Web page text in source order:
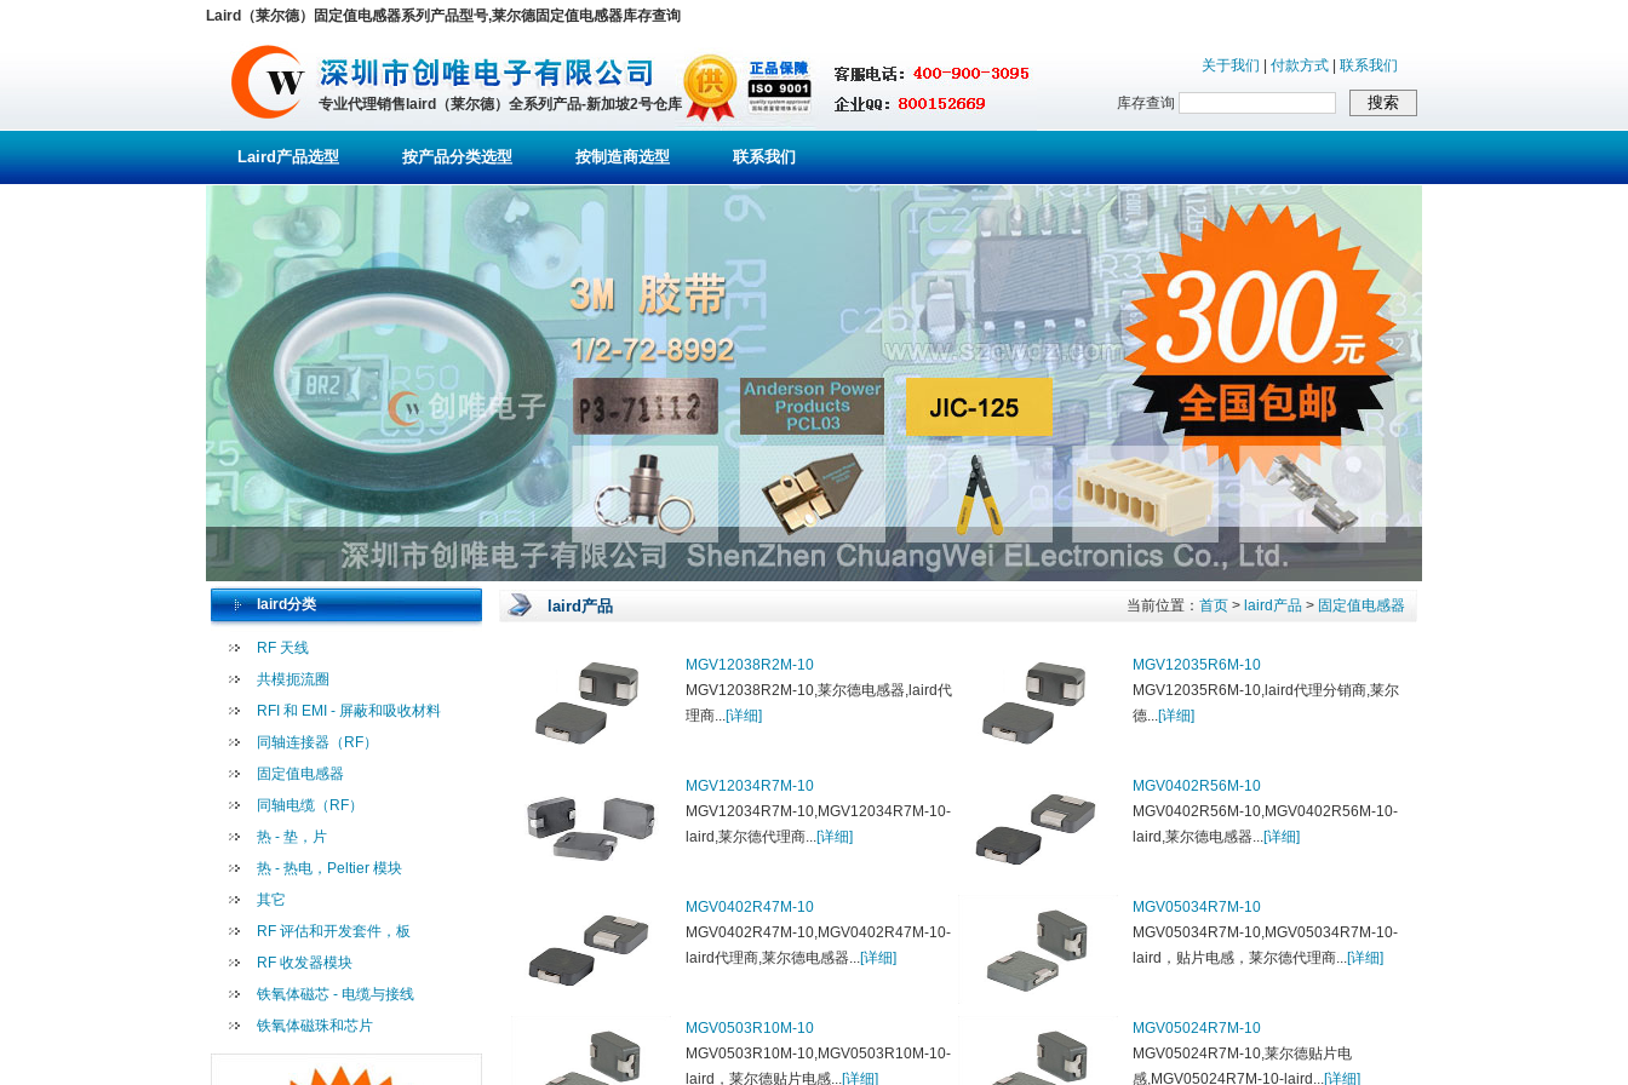
Laird（莱尔德）固定值电感器系列产品型号,莱尔德固定值电感器库存查询
专业代理销售laird（莱尔德）全系列产品-新加坡2号仓库
关于我们 付款方式 联系我们
库存查询
Laird产品选型 按产品分类选型 按制造商选型 联系我们
laird分类
RF 天线
共模扼流圈
RFI 和 EMI - 屏蔽和吸收材料
同轴连接器（RF）
固定值电感器
同轴电缆（RF）
热 - 垫，片
热 - 热电，Peltier 模块
其它
RF 评估和开发套件，板
RF 收发器模块
铁氧体磁芯 - 电缆与接线
铁氧体磁珠和芯片
laird产品 当前位置： 首页 > laird产品 > 固定值电感器
MGV12038R2M-10
MGV12038R2M-10,莱尔德电感器,laird代
理商...[详细]
MGV12035R6M-10
MGV12035R6M-10,laird代理分销商,莱尔
德...[详细]
MGV12034R7M-10
MGV12034R7M-10,MGV12034R7M-10-
laird,莱尔德代理商...[详细]
MGV0402R56M-10
MGV0402R56M-10,MGV0402R56M-10-
laird,莱尔德电感器...[详细]
MGV0402R47M-10
MGV0402R47M-10,MGV0402R47M-10-
laird代理商,莱尔德电感器...[详细]
MGV05034R7M-10
MGV05034R7M-10,MGV05034R7M-10-
laird，贴片电感，莱尔德代理商...[详细]
MGV0503R10M-10
MGV0503R10M-10,MGV0503R10M-10-
laird，莱尔德贴片电感...[详细]
MGV05024R7M-10
MGV05024R7M-10,莱尔德贴片电
感,MGV05024R7M-10-laird...[详细]